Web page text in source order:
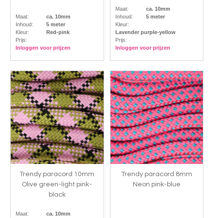
Maat:
ca. 10mm
Inhoud:
5 meter
Kleur:
Red-pink
Prijs:
Inloggen voor prijzen
Maat:
ca. 10mm
Inhoud:
5 meter
Kleur:
Lavender purple-yellow
Prijs:
Inloggen voor prijzen
Trendy paracord 10mm
Olive green-light pink-
black
Maat:
ca. 10mm
Trendy paracord 8mm
Neon pink-blue